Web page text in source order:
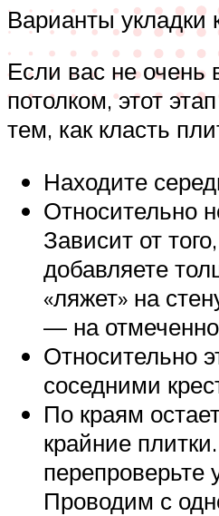
Варианты укладки
Если вас не очень
потолком, этот
тем, как класть
Находите
Относительно
Зависит от
добавляете
«ляжет» на
— на
Относительно
соседними
По краям
крайние
перепроверьте
Проводим с